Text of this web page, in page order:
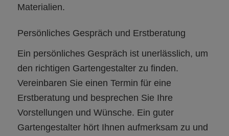
Materialien.
Persönliches Gespräch und Erstberatung
Ein persönliches Gespräch ist unerlässlich, um
den richtigen Gartengestalter zu finden.
Vereinbaren Sie einen Termin für eine
Erstberatung und besprechen Sie Ihre
Vorstellungen und Wünsche. Ein guter
Gartengestalter hört Ihnen aufmerksam zu und